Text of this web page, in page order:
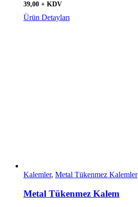
39,00 + KDV
Ürün Detayları
Kalemler, Metal Tükenmez Kalemler
Metal Tükenmez Kalem